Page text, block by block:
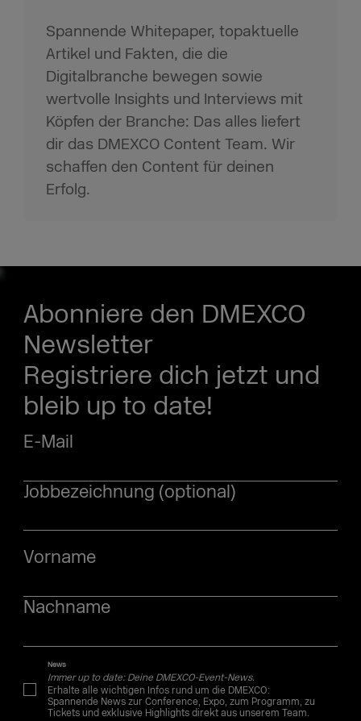
Spannende Whitepaper, topaktuelle
Artikel und Fakten, die die
Digitalbranche bewegen sowie
wertvolle Insights und Interviews mit
Köpfen der Branche: Das alles liefert
dir das DMEXCO Content Team. Wir
schaffen den Content für deinen
Erfolg.
Abonniere den DMEXCO
Newsletter
Registriere dich jetzt und
bleib up to date!
E-Mail
Jobbezeichnung (optional)
Vorname
Nachname
News
Immer up to date: Deine DMEXCO-Event-News.
Erhalte alle wichtigen Infos rund um die DMEXCO:
Spannende News zur Conference, Expo, zum Programm, zu
Tickets und exklusive Highlights direkt aus unserem Team.